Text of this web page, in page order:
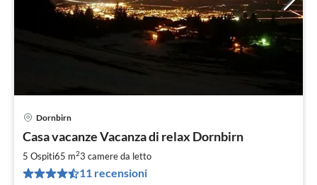
Dornbirn
Casa vacanze Vacanza di relax Dornbirn
5 Ospiti65 m23 camere da letto
11 recensioni